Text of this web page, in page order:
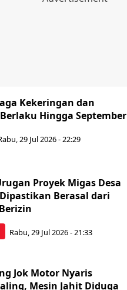
Kekeringan dan
Hingga September
29 Jul 2026 - 22:29
Proyek Migas Desa
Berasal dari
Rabu, 29 Jul 2026 - 21:33
Jok Motor Nyaris
Mesin Jahit Diduga